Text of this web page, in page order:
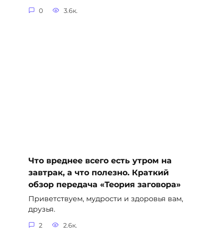
0 3.6к.
Что вреднее всего есть утром на
завтрак, а что полезно. Краткий
обзор передача «Теория заговора»
Приветствуем, мудрости и здоровья вам,
друзья.
2 2.6к.